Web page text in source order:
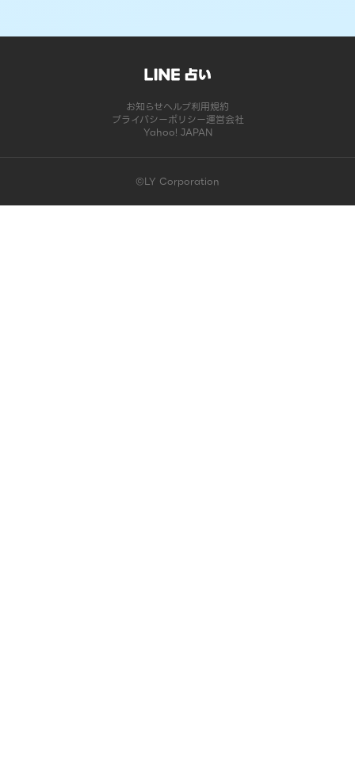
お知らせヘルプ利用規約
プライバシーポリシー運営会社
Yahoo! JAPAN
©LY Corporation
このコンテンツは掲載が終了しました | LINE占い